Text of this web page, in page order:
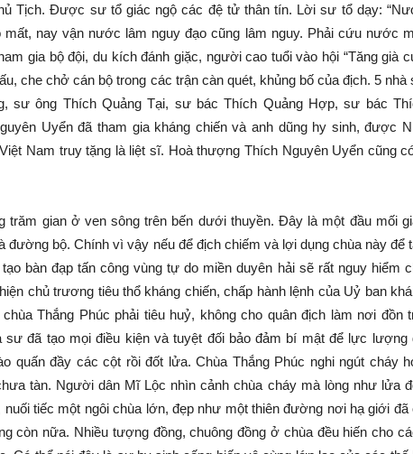
Tịch. Được sư tổ giác ngộ các đệ tử thân tín. Lời sư tổ dạy:
nay vận nước lâm nguy đạo cũng lâm nguy. Phải cứu nước
gia bộ đội, du kích đánh giặc, người cao tuổi vào hội “Tăng già
che chở cán bộ trong các trận càn quét, khủng bố của địch. 5 nhà
sư ông Thích Quảng Tại, sư bác Thích Quảng Hợp, sư bác
Uyển đã tham gia kháng chiến và anh dũng hy sinh, được
Nam truy tặng là liệt sĩ. Hoà thượng Thích Nguyên Uyển cũng
trăm gian ở ven sông trên bến dưới thuyền. Đây là một đầu mối
đường bộ. Chính vì vậy nếu để địch chiếm và lợi dụng chùa này để
bàn đạp tấn công vùng tự do miền duyên hải sẽ rất nguy hiểm
chủ trương tiêu thổ kháng chiến, chấp hành lệnh của Uỷ ban
Thắng Phúc phải tiêu huỷ, không cho quân địch làm nơi đồn
sư đã tạo mọi điều kiện và tuyệt đối bảo đảm bí mật để lực lượng
quấn đầy các cột rồi đốt lửa. Chùa Thắng Phúc nghi ngút cháy
tàn. Người dân Mĩ Lộc nhìn cảnh chùa cháy mà lòng như lửa
tiếc một ngôi chùa lớn, đẹp như một thiên đường nơi hạ giới đã
còn nữa. Nhiều tượng đồng, chuông đồng ở chùa đều hiến cho